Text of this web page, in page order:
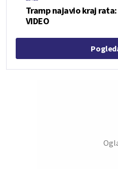
Tramp najavio kraj
VIDEO